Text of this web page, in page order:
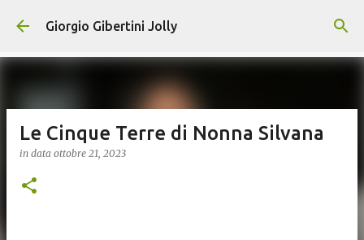
Passa ai contenuti principali
Giorgio Gibertini Jolly
Le Cinque Terre di Nonna Silvana
in data ottobre 21, 2023